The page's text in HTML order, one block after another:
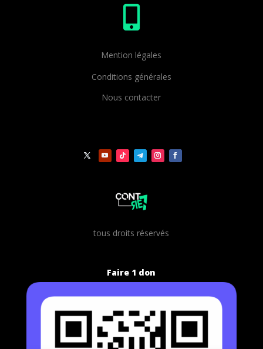

Mention légales
Conditions générales
Nous contacter
tous droits réservés
Faire 1 don